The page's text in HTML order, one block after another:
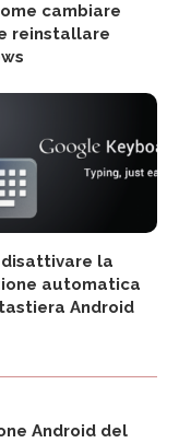
cambiare
reinstallare
disattivare la
automatica
Android
Android del